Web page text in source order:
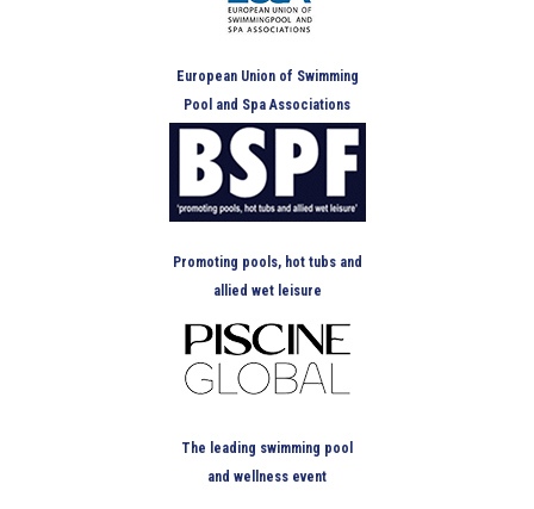
European Union of Swimming
Pool and Spa Associations
Promoting pools, hot tubs and
allied wet leisure
The leading swimming pool
and wellness event